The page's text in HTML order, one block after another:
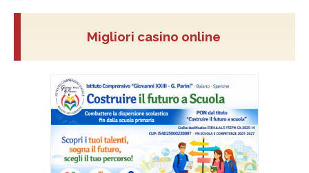
Migliori casino online